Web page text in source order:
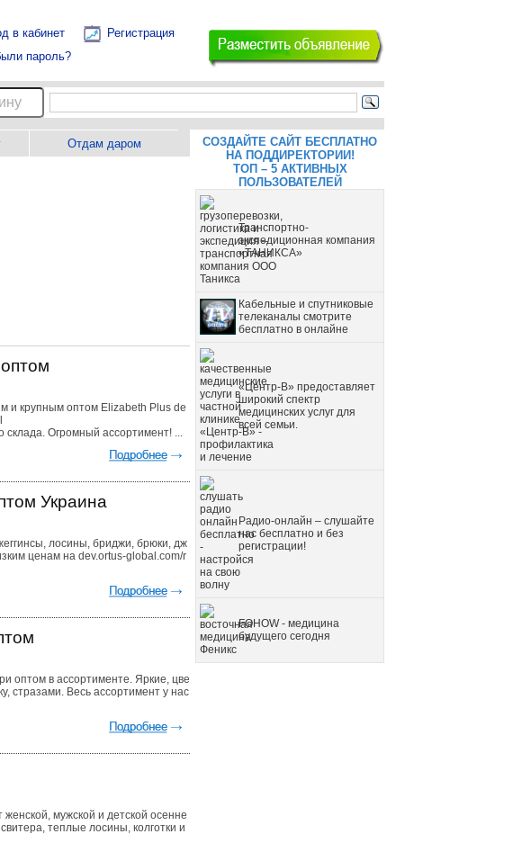
в кабинет
Регистрация
пароль?
Отдам даром
и крупным оптом Elizabeth Plus de
Огромный ассортимент! ...
Украина
лосины, бриджи, брюки, дж
ценам на dev.ortus-global.com/r
оптом в ассортименте. Яркие, цве
стразами. Весь ассортимент у нас
мужской и детской осенне
теплые лосины, колготки и
СОЗДАЙТЕ САЙТ БЕСПЛАТНО
НА ПОДДИРЕКТОРИИ!
ТОП – 5 АКТИВНЫХ
ПОЛЬЗОВАТЕЛЕЙ
Транспортно-
экспедиционная компания
«ТАНИКСА»
Кабельные и спутниковые
телеканалы смотрите
бесплатно в онлайне
«Центр-В» предоставляет
широкий спектр
медицинских услуг для
всей семьи.
Радио-онлайн – слушайте
нас бесплатно и без
регистрации!
FOHOW - медицина
будущего сегодня